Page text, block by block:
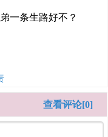
一条生路好不？
查看评论[0]